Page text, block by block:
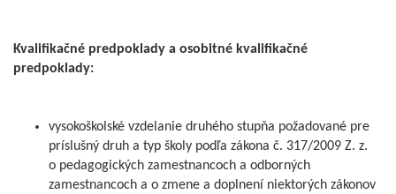
Kvalifikačné predpoklady a osobitné kvalifikačné
predpoklady:
vysokoškolské vzdelanie druhého stupňa požadované pre
príslušný druh a typ školy podľa zákona č. 317/2009 Z. z.
o pedagogických zamestnancoch a odborných
zamestnancoch a o zmene a doplnení niektorých zákonov